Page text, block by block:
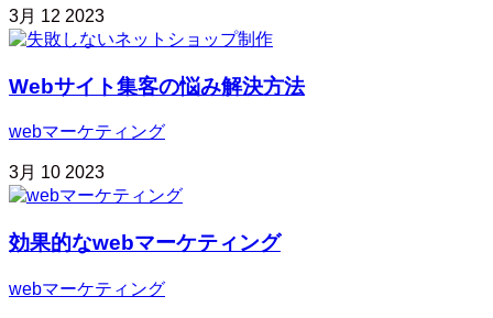
3月 12 2023
Webサイト集客の悩み解決方法
webマーケティング
3月 10 2023
効果的なwebマーケティング
webマーケティング